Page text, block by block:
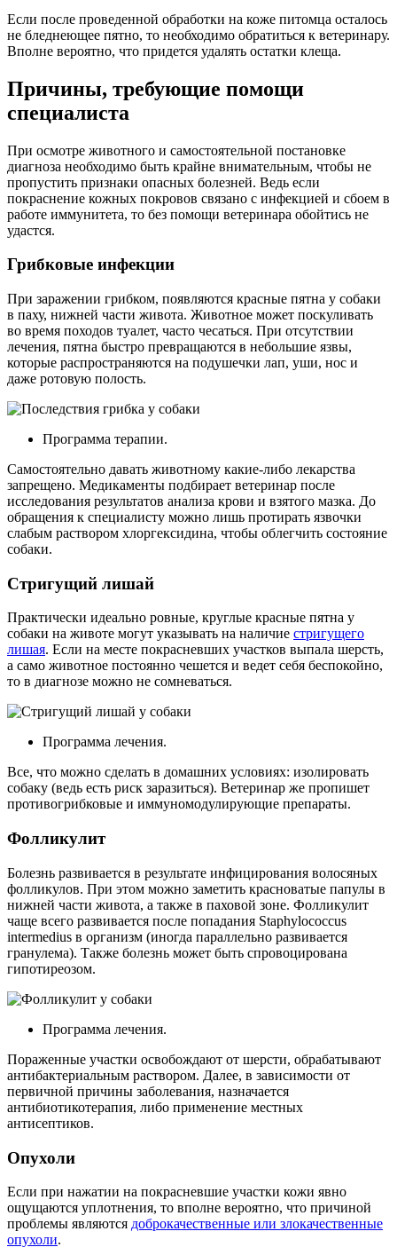
Если после проведенной обработки на коже питомца осталось
не бледнеющее пятно, то необходимо обратиться к ветеринару.
Вполне вероятно, что придется удалять остатки клеща.
Причины, требующие помощи
специалиста
При осмотре животного и самостоятельной постановке
диагноза необходимо быть крайне внимательным, чтобы не
пропустить признаки опасных болезней. Ведь если
покраснение кожных покровов связано с инфекцией и сбоем в
работе иммунитета, то без помощи ветеринара обойтись не
удастся.
Грибковые инфекции
При заражении грибком, появляются красные пятна у собаки
в паху, нижней части живота. Животное может поскуливать
во время походов туалет, часто чесаться. При отсутствии
лечения, пятна быстро превращаются в небольшие язвы,
которые распространяются на подушечки лап, уши, нос и
даже ротовую полость.
Программа терапии.
Самостоятельно давать животному какие-либо лекарства
запрещено. Медикаменты подбирает ветеринар после
исследования результатов анализа крови и взятого мазка. До
обращения к специалисту можно лишь протирать язвочки
слабым раствором хлоргексидина, чтобы облегчить состояние
собаки.
Стригущий лишай
Практически идеально ровные, круглые красные пятна у
собаки на животе могут указывать на наличие стригущего
лишая. Если на месте покрасневших участков выпала шерсть,
а само животное постоянно чешется и ведет себя беспокойно,
то в диагнозе можно не сомневаться.
Программа лечения.
Все, что можно сделать в домашних условиях: изолировать
собаку (ведь есть риск заразиться). Ветеринар же пропишет
противогрибковые и иммуномодулирующие препараты.
Фолликулит
Болезнь развивается в результате инфицирования волосяных
фолликулов. При этом можно заметить красноватые папулы в
нижней части живота, а также в паховой зоне. Фолликулит
чаще всего развивается после попадания Staphylococcus
intermedius в организм (иногда параллельно развивается
гранулема). Также болезнь может быть спровоцирована
гипотиреозом.
Программа лечения.
Пораженные участки освобождают от шерсти, обрабатывают
антибактериальным раствором. Далее, в зависимости от
первичной причины заболевания, назначается
антибиотикотерапия, либо применение местных
антисептиков.
Опухоли
Если при нажатии на покрасневшие участки кожи явно
ощущаются уплотнения, то вполне вероятно, что причиной
проблемы являются доброкачественные или злокачественные
опухоли.